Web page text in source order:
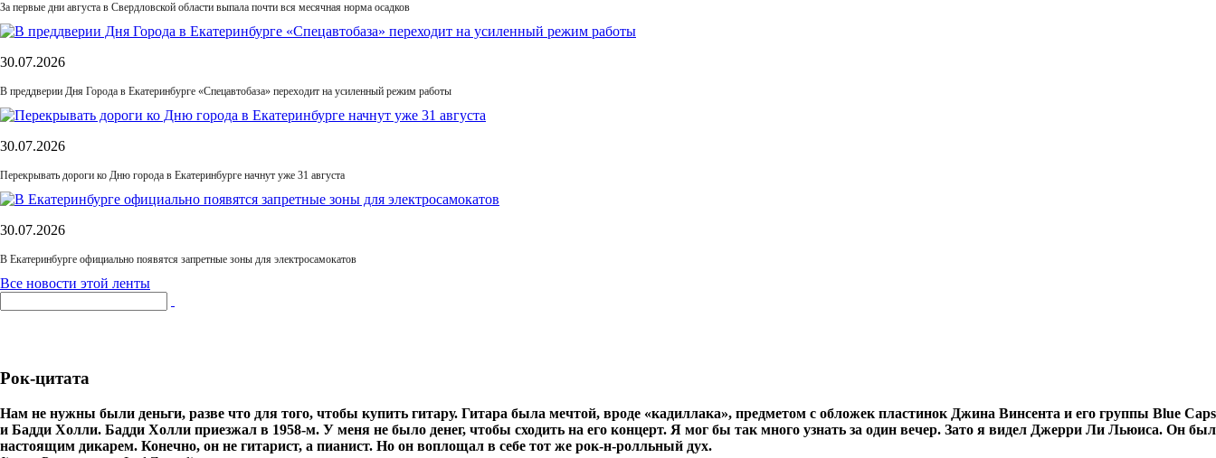
За первые дни августа в Свердловской области выпала почти вся месячная норма осадков
30.07.2026
В преддверии Дня Города в Екатеринбурге «Спецавтобаза» переходит на усиленный режим работы
30.07.2026
Перекрывать дороги ко Дню города в Екатеринбурге начнут уже 31 августа
30.07.2026
В Екатеринбурге официально появятся запретные зоны для электросамокатов
Все новости этой ленты
Рок-цитата
Нам не нужны были деньги, разве что для того, чтобы купить гитару. Гитара была мечтой, вроде «кадиллака», предметом с обложек пластинок Джина Винсента и его группы Blue Caps
и Бадди Холли. Бадди Холли приезжал в 1958-м. У меня не было денег, чтобы сходить на его концерт. Я мог бы так много узнать за один вечер. Зато я видел Джерри Ли Льюиса. Он был
настоящим дикарем. Конечно, он не гитарист, а пианист. Но он воплощал в себе тот же рок-н-ролльный дух.